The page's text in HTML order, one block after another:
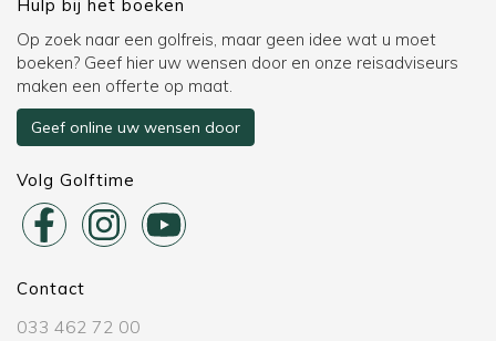
Hulp bij het boeken
Op zoek naar een golfreis, maar geen idee wat u moet
boeken? Geef hier uw wensen door en onze reisadviseurs
maken een offerte op maat.
Geef online uw wensen door
Volg Golftime
Contact
033 462 72 00